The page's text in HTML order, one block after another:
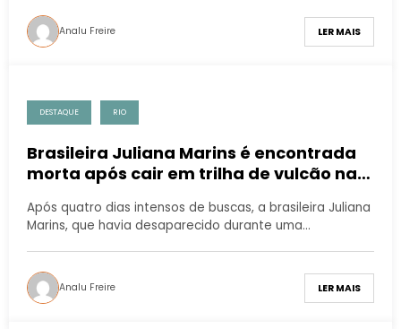
Analu Freire LER MAIS
DESTAQUE RIO
Brasileira Juliana Marins é encontrada
morta após cair em trilha de vulcão na
Após quatro dias intensos de buscas, a brasileira Juliana
Marins, que havia desaparecido durante uma…
Analu Freire LER MAIS